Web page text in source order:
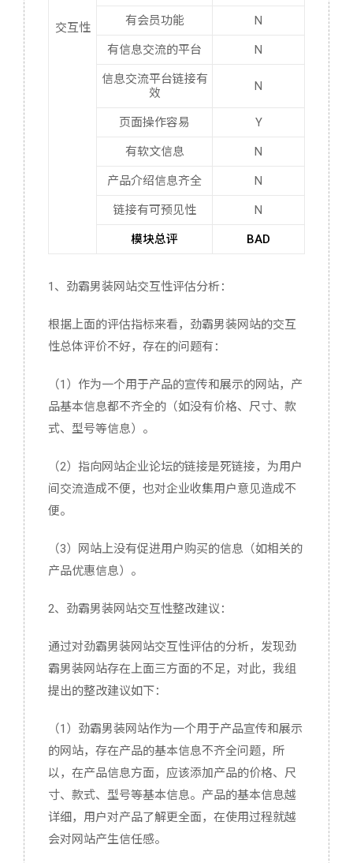
交互性 有会员功能 N
有信息交流的平台 N
信息交流平台链接有
效
N
页面操作容易 Y
有软文信息 N
产品介绍信息齐全 N
链接有可预见性 N
模块总评 BAD
1、劲霸男装网站交互性评估分析：
根据上面的评估指标来看，劲霸男装网站的交互
性总体评价不好，存在的问题有：
（1）作为一个用于产品的宣传和展示的网站，产
品基本信息都不齐全的（如没有价格、尺寸、款
式、型号等信息）。
（2）指向网站企业论坛的链接是死链接，为用户
间交流造成不便，也对企业收集用户意见造成不
便。
（3）网站上没有促进用户购买的信息（如相关的
产品优惠信息）。
2、劲霸男装网站交互性整改建议：
通过对劲霸男装网站交互性评估的分析，发现劲
霸男装网站存在上面三方面的不足，对此，我组
提出的整改建议如下：
（1）劲霸男装网站作为一个用于产品宣传和展示
的网站，存在产品的基本信息不齐全问题，所
以，在产品信息方面，应该添加产品的价格、尺
寸、款式、型号等基本信息。产品的基本信息越
详细，用户对产品了解更全面，在使用过程就越
会对网站产生信任感。